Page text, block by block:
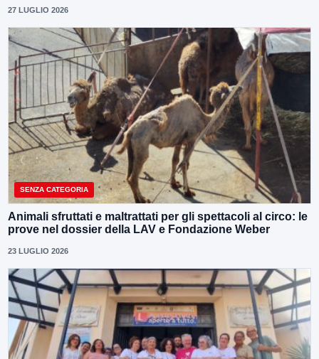
27 LUGLIO 2026
SENZA CATEGORIA
Animali sfruttati e maltrattati per gli spettacoli al circo: le
prove nel dossier della LAV e Fondazione Weber
23 LUGLIO 2026